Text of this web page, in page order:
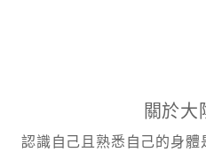
關於大
認識自己且熟悉自己的身